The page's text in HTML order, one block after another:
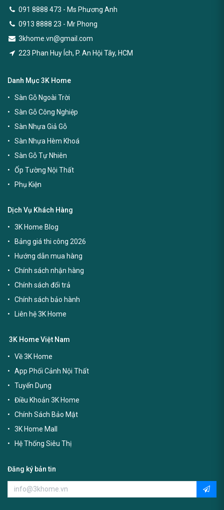
091 8888 473 - Ms Phương Anh
0913 8888 23 - Mr Phong
3khome.vn@gmail.com
223 Phan Huy Ích, P. An Hội Tây, HCM
Danh Mục 3K Home
Sàn Gỗ Ngoài Trời
Sàn Gỗ Công Nghiệp
Sàn Nhựa Giả Gỗ
Sàn Nhựa Hèm Khoá
Sàn Gỗ Tự Nhiên
Ốp Tường Nội Thất
Phụ Kiện
Dịch Vụ Khách Hàng
3K Home Blog
Bảng giá thi công 2026
Hướng dẫn mua hàng
Chính sách nhận hàng
Chính sách đổi trả
Chính sách bảo hành
Liên hệ 3K Home
3K Home Việt Nam
Về 3K Home
App Phối Cảnh Nội Thất
Tuyển Dụng
Điều Khoản 3K Home
Chính Sách Bảo Mật
3K Home Mall
Hệ Thống Siêu Thị
Đăng ký bản tin